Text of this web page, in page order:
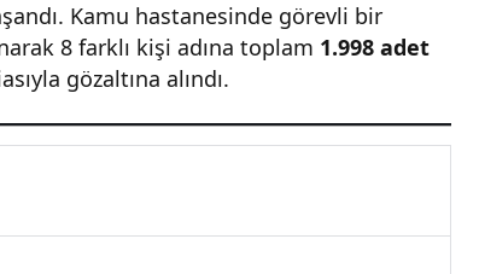
Kamu hastanesinde görevli bir
8 farklı kişi adına toplam 1.998 adet
gözaltına alındı.